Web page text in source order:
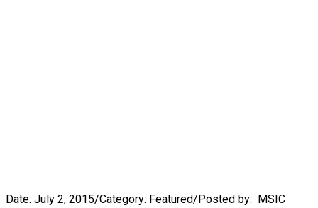
Date: July 2, 2015/Category: Featured/Posted by: MSIC